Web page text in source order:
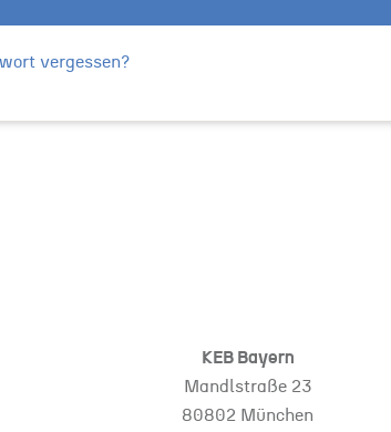
vergessen?
KEB Bayern
Mandlstraße 23
80802 München